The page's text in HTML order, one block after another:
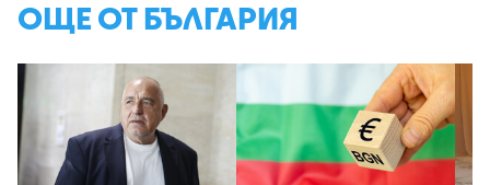
ОЩЕ ОТ БЪЛГАРИЯ